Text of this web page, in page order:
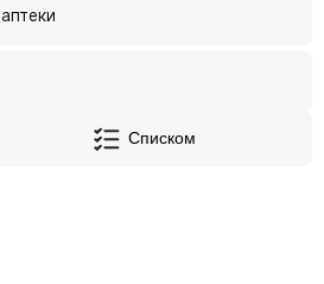
Списком